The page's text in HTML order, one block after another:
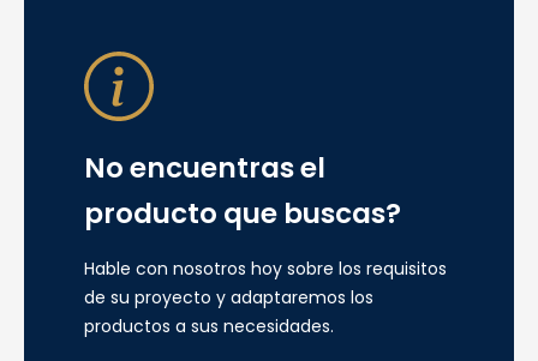
No encuentras el
producto que buscas?
Hable con nosotros hoy sobre los requisitos
de su proyecto y adaptaremos los
productos a sus necesidades.